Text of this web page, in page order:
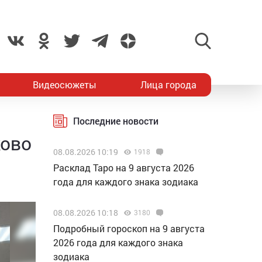
Видеосюжеты Лица города
Последние новости
08.08.2026 10:19 1918
Расклад Таро на 9 августа 2026
года для каждого знака зодиака
08.08.2026 10:18 3180
Подробный гороскоп на 9 августа
2026 года для каждого знака
зодиака